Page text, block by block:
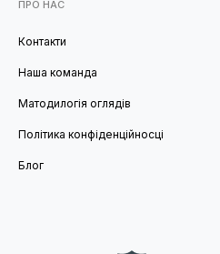
ПРО НАС
Контакти
Наша команда
Матодилогія оглядів
Політика конфіденційносці
Блог